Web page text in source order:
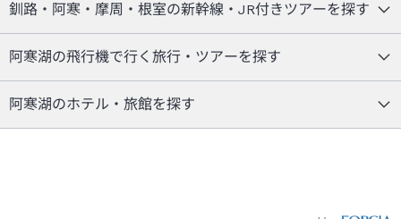
釧路・阿寒・摩周・根室の新幹線・JR付きツアーを探す
阿寒湖の飛行機で行く旅行・ツアーを探す
阿寒湖のホテル・旅館を探す